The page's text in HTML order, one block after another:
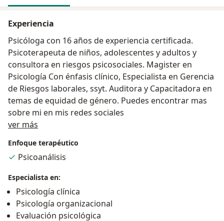
Experiencia
Psicóloga con 16 años de experiencia certificada.
Psicoterapeuta de niños, adolescentes y adultos y
consultora en riesgos psicosociales. Magister en
Psicología Con énfasis clínico, Especialista en Gerencia
de Riesgos laborales, ssyt. Auditora y Capacitadora en
temas de equidad de género. Puedes encontrar mas
sobre mi en mis redes sociales
ver más
Enfoque terapéutico
Psicoanálisis
Especialista en:
Psicología clínica
Psicología organizacional
Evaluación psicológica